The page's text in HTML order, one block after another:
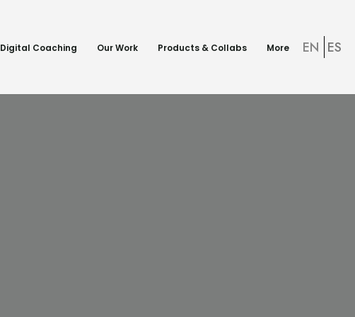
Digital Coaching Our Work Products & Collabs More EN ES